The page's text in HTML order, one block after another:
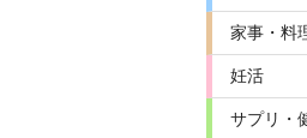
家事・料
妊活
サプリ・